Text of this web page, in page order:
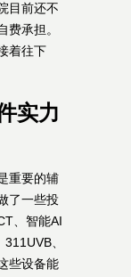
目前还不
费承担。
着往下
实力
重要的辅
了一些投
、智能AI
、
些设备能